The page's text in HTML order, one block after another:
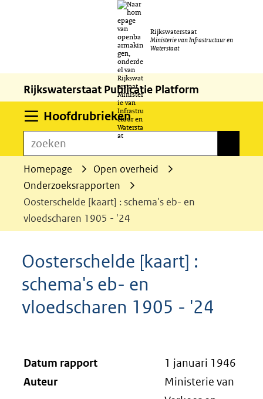
naar
de
inhoud
Rijkswaterstaat
Ministerie van Infrastructuur en
Waterstaat
Rijkswaterstaat Publicatie Platform
HoofdrubriekenUitklappen
zoeken
Homepage
Open overheid
Onderzoeksrapporten
Oosterschelde [kaart] : schema's eb- en
vloedscharen 1905 - '24
Oosterschelde [kaart] :
schema's eb- en
vloedscharen 1905 - '24
Datum rapport
1 januari 1946
Auteur
Ministerie van